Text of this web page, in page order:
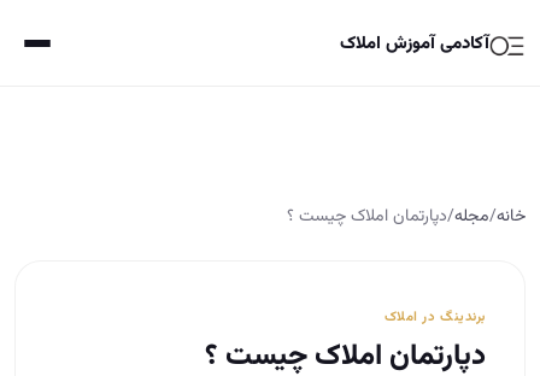
آکادمی آموزش املاک
خانه/مجله/دپارتمان املاک چیست ؟
برندینگ در املاک
دپارتمان املاک چیست ؟